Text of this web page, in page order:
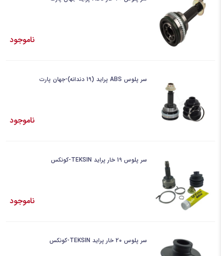
ناموجود
سر پلوس ABS پراید (19 دندانه)-جهان پارت
ناموجود
سر پلوس 19 خار پراید TEKSIN-کونکس
ناموجود
سر پلوس 20 خار پراید TEKSIN-کونکس